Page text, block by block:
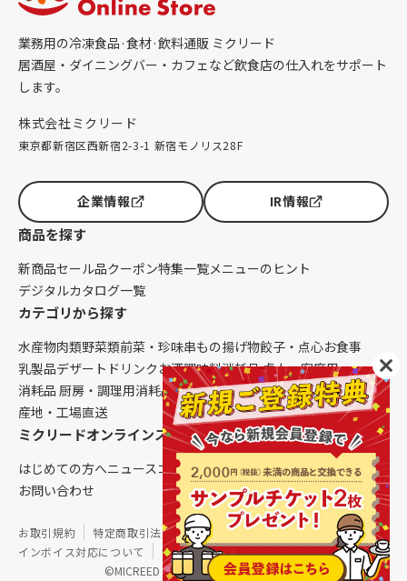
業務用の冷凍食品·食材·飲料通販 ミクリード
居酒屋・ダイニングバー・カフェなど飲食店の仕入れをサポート
します。
株式会社ミクリード
東京都新宿区西新宿2-3-1 新宿モノリス28F
企業情報 IR情報
商品を探す
新商品セール品クーポン特集一覧メニューのヒント
デジタルカタログ一覧
カテゴリから探す
水産物肉類野菜類前菜・珍味串もの揚げ物餃子・点心お食事
乳製品デザート ドリンク お酒調味料消耗品 卓上・客席用
消耗品 厨房・調理用消耗品 クレンリネス生鮮品（配送便限定）
産地・工場直送
ミクリードオンラインストアについて
はじめての方へニュースコラムご利用ガイド会社概要
お問い合わせ
©MICREED CO.,LTD. All Rights Reserved.
お取引規約 特定商取引法に基づく表記
個人情報保護方針
インボイス対応について
サイトマップ